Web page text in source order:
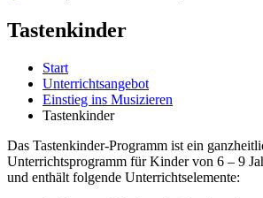
Tastenkinder
Start
Unterrichtsangebot
Einstieg ins Musizieren
Tastenkinder
Das Tastenkinder-Programm ist ein
Unterrichtsprogramm für Kinder von 6 – 9
und enthält folgende Unterrichtselemente: